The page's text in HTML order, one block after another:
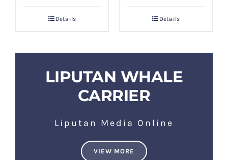
Details Details
LIPUTAN WHALE
CARRIER
Liputan Media Online
VIEW MORE